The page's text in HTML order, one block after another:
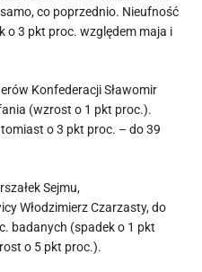
co poprzednio. Nieufność
o 3 pkt proc. względem maja i
Konfederacji Sławomir
(wzrost o 1 pkt proc.).
o 3 pkt proc. – do 39
Sejmu,
Włodzimierz Czarzasty, do
badanych (spadek o 1 pkt
o 5 pkt proc.).